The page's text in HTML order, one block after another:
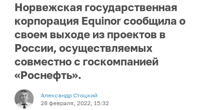
Норвежская государственная
корпорация Equinor сообщила о
своем выходе из проектов в
России, осуществляемых
совместно с госкомпанией
«Роснефть».
Александр Стоцкий
28 февраля, 2022, 15:32